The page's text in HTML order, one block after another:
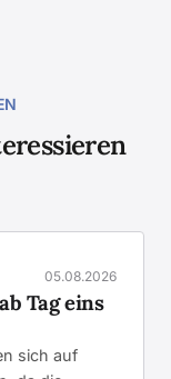
05.08.2026
Tag eins
sich auf